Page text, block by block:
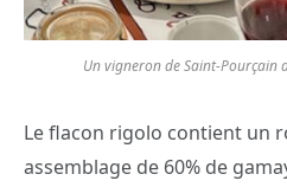
Un vigneron de Saint-Pourçain
Le flacon rigolo contient un
assemblage de 60% de